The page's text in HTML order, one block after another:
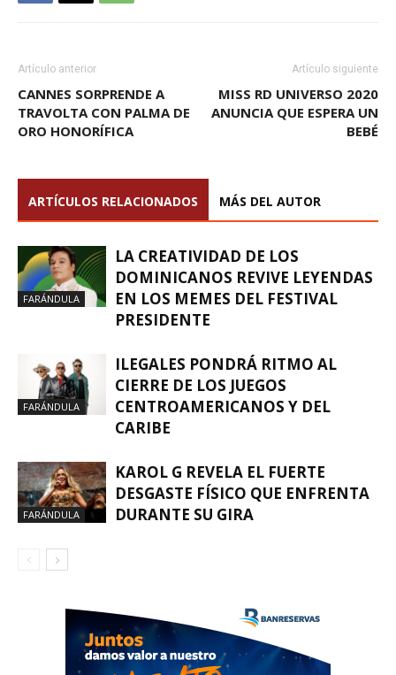
Artículo anterior
CANNES SORPRENDE A
TRAVOLTA CON PALMA DE
ORO HONORÍFICA
Artículo siguiente
MISS RD UNIVERSO 2020
ANUNCIA QUE ESPERA UN
BEBÉ
ARTÍCULOS RELACIONADOS MÁS DEL AUTOR
FARÁNDULA
LA CREATIVIDAD DE LOS
DOMINICANOS REVIVE LEYENDAS
EN LOS MEMES DEL FESTIVAL
PRESIDENTE
FARÁNDULA
ILEGALES PONDRÁ RITMO AL
CIERRE DE LOS JUEGOS
CENTROAMERICANOS Y DEL
CARIBE
FARÁNDULA
KAROL G REVELA EL FUERTE
DESGASTE FÍSICO QUE ENFRENTA
DURANTE SU GIRA